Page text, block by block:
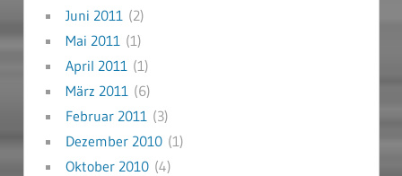
Juni 2011 (2)
Mai 2011 (1)
April 2011 (1)
März 2011 (6)
Februar 2011 (3)
Dezember 2010(1)
Oktober 2010(4)